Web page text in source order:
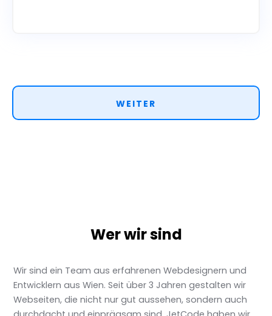
WEITER
Wer wir sind
Wir sind ein Team aus erfahrenen Webdesignern und
Entwicklern aus Wien. Seit über 3 Jahren gestalten wir
Webseiten, die nicht nur gut aussehen, sondern auch